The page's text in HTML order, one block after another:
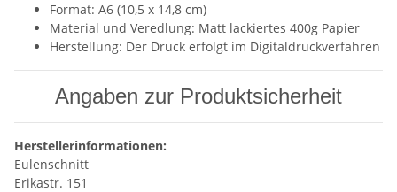
Format: A6 (10,5 x 14,8 cm)
Material und Veredlung: Matt lackiertes 400g Papier
Herstellung: Der Druck erfolgt im Digitaldruckverfahren
Angaben zur Produktsicherheit
Herstellerinformationen:
Eulenschnitt
Erikastr. 151